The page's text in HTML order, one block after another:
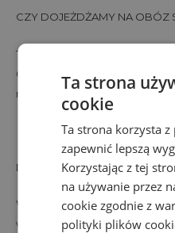
CZY DOJEŻDŻAMY NA OBÓZ
Tak, najczęściej uczestnicy
Chałupach skąd zapewniamy
można zaparkować na
DO CZEGO SŁUŻĄ WARUNKI
Warunki uczestnictwa jest to
wymogów związanych z
Ta strona
cookie
Ta strona korzysta
zapewnić lepszą
Korzystając z tej
na używanie przez
cookie zgodnie z
polityki plików